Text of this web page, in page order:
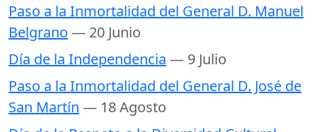
Paso a la Inmortalidad del General D. Manuel
Belgrano — 20 Junio
Día de la Independencia — 9 Julio
Paso a la Inmortalidad del General D. José de
San Martín — 18 Agosto